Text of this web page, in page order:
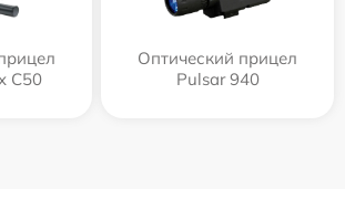
C50
Оптический прицел
Pulsar 940